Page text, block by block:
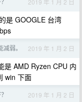
是 GOOGLE 台湾
弱。 2019 年 1 月 2 日
是 AMD Ryzen CPU 内
win 下面
2019 年 1 月 2 日